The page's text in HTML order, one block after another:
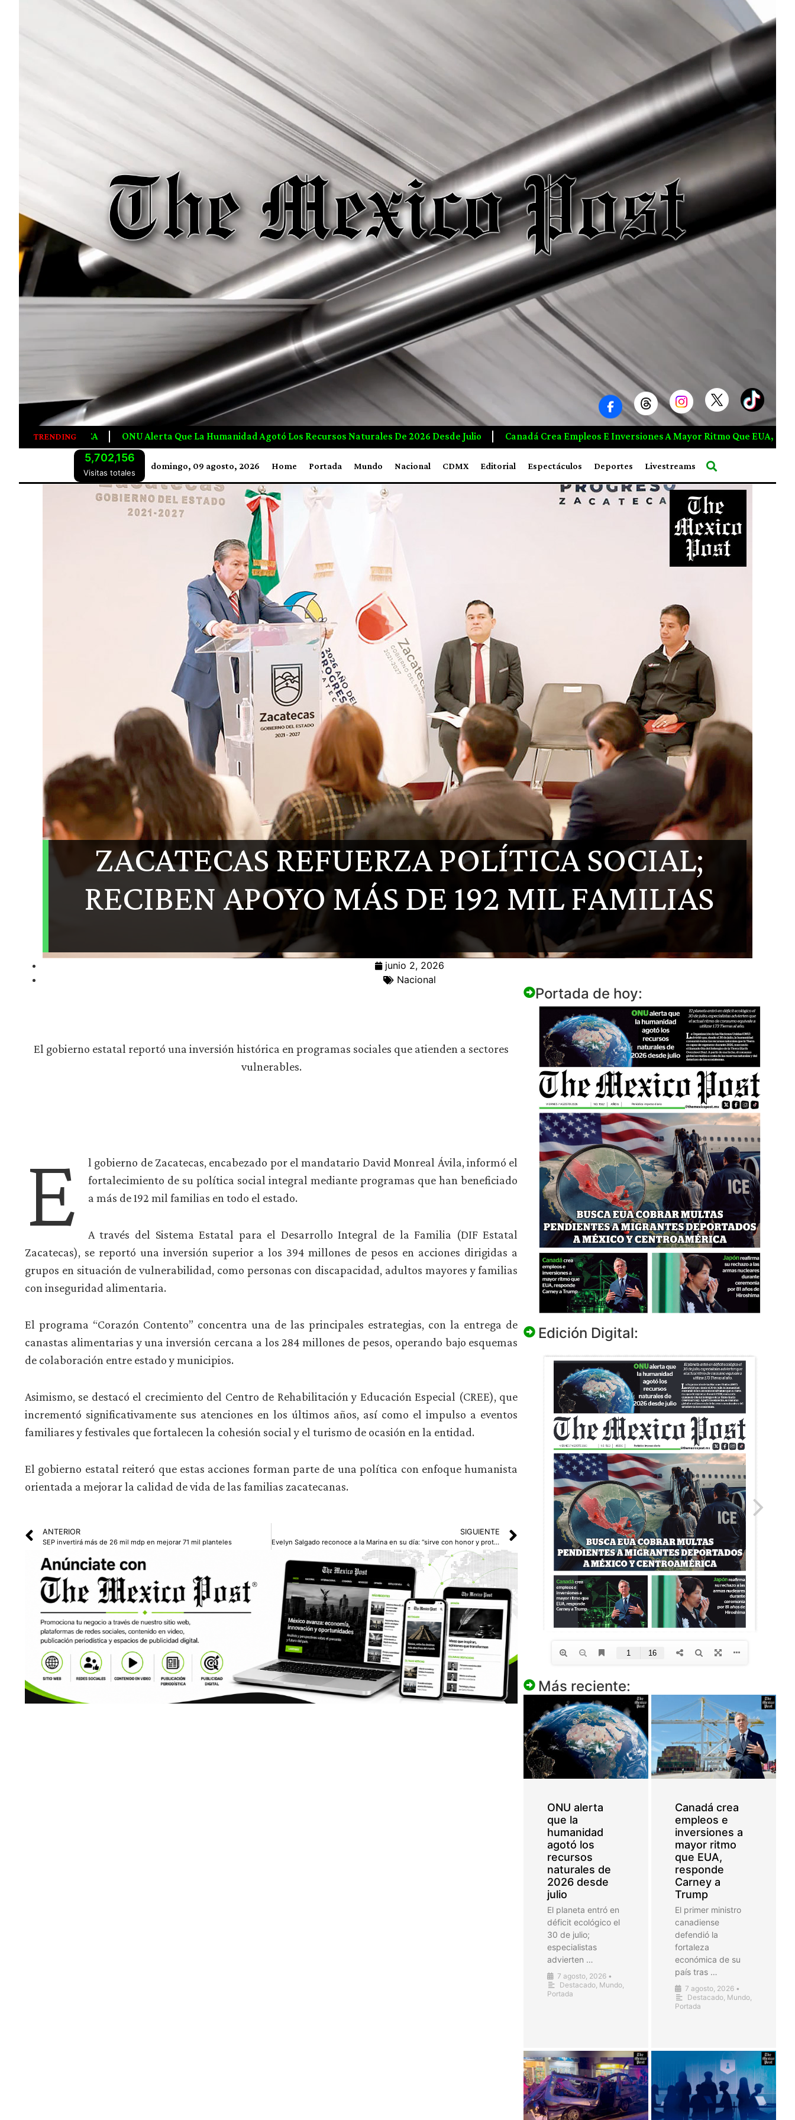
TRENDING
Que La Humanidad Agotó Los Recursos Naturales De 2026 Desde Julio Canadá Crea Empleos E Inversiones A Mayor Ritmo Que EUA, Responde Carney A Trump
Visitas totales
5,702,156
domingo, 09 agosto, 2026 Home Portada Mundo Nacional CDMX Editorial Espectáculos Deportes Livestreams
ZACATECAS REFUERZA POLÍTICA SOCIAL;
RECIBEN APOYO MÁS DE 192 MIL FAMILIAS
junio 2, 2026
Nacional
El gobierno estatal reportó una inversión histórica en programas sociales que atienden a sectores
vulnerables.
E
l gobierno de Zacatecas, encabezado por el mandatario David Monreal Ávila, informó el
fortalecimiento de su política social integral mediante programas que han beneficiado
a más de 192 mil familias en todo el estado.
A través del Sistema Estatal para el Desarrollo Integral de la Familia (DIF Estatal
Zacatecas), se reportó una inversión superior a los 394 millones de pesos en acciones dirigidas a
grupos en situación de vulnerabilidad, como personas con discapacidad, adultos mayores y familias
con inseguridad alimentaria.
El programa “Corazón Contento” concentra una de las principales estrategias, con la entrega de
canastas alimentarias y una inversión cercana a los 284 millones de pesos, operando bajo esquemas
de colaboración entre estado y municipios.
Asimismo, se destacó el crecimiento del Centro de Rehabilitación y Educación Especial (CREE), que
incrementó significativamente sus atenciones en los últimos años, así como el impulso a eventos
familiares y festivales que fortalecen la cohesión social y el turismo de ocasión en la entidad.
El gobierno estatal reiteró que estas acciones forman parte de una política con enfoque humanista
orientada a mejorar la calidad de vida de las familias zacatecanas.
ANTERIOR
SEP invertirá más de 26 mil mdp en mejorar 71 mil planteles
SIGUIENTE
Evelyn Salgado reconoce a la Marina en su día: “sirve con honor y protege a México”
Portada de hoy:
Edición Digital:
Más reciente:
ONU alerta
que la
humanidad
agotó los
recursos
naturales de
2026 desde
julio
El planeta entró en
déficit ecológico el
30 de julio;
especialistas
advierten …
7 agosto, 2026 •
Destacado Mundo
Portada
Canadá crea
empleos e
inversiones a
mayor ritmo
que EUA,
responde
Carney a
Trump
El primer ministro
canadiense
defendió la
fortaleza
económica de su
país tras …
7 agosto, 2026 •
Destacado Mundo
Portada